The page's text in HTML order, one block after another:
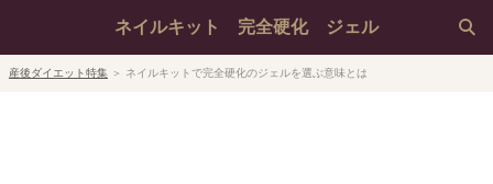
ネイルキット 完全硬化 ジェル
産後ダイエット特集 ＞ ネイルキットで完全硬化のジェルを選ぶ意味とは